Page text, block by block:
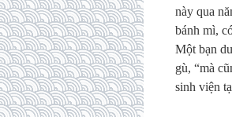
này qua
bánh mì,
Một bạn
gù, “mà
sinh viện